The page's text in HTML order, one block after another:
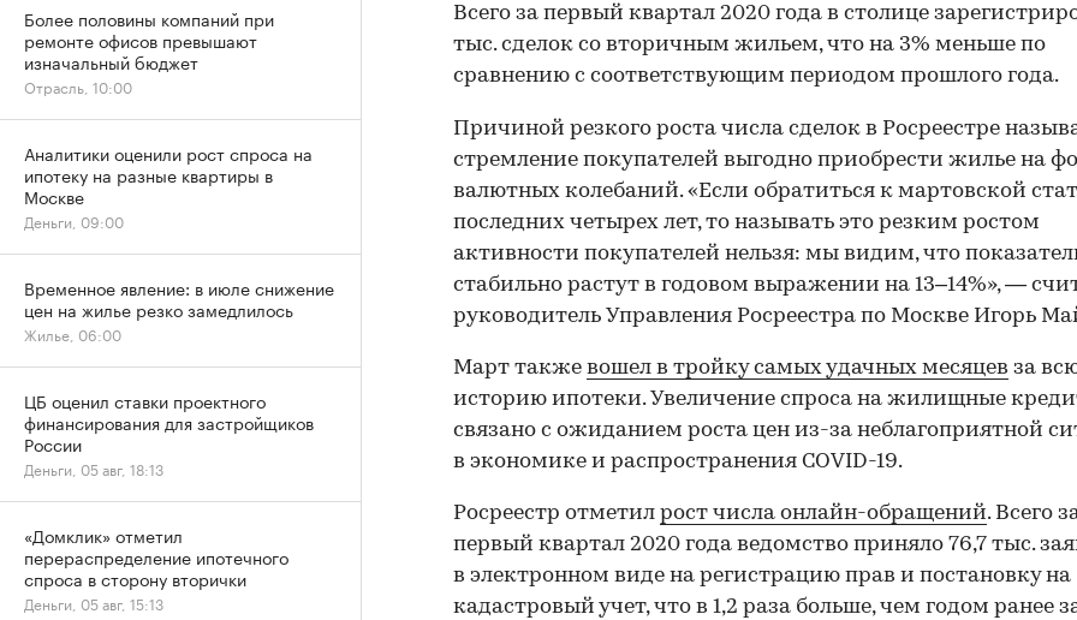
Всего за первый квартал 2020 года в столице
тыс. сделок со вторичным жильем, что на 3% меньше по
сравнению с соответствующим периодом прошлого года.
Причиной резкого роста числа сделок в Росреестре
стремление покупателей выгодно приобрести жилье на
валютных колебаний. «Если обратиться к мартовской
последних четырех лет, то называть это резким ростом
активности покупателей нельзя: мы видим, что
стабильно растут в годовом выражении на 13–14%», —
руководитель Управления Росреестра по Москве Игорь
Март также вошел в тройку самых удачных месяцев за
историю ипотеки. Увеличение спроса на жилищные
связано с ожиданием роста цен из-за неблагоприятной
в экономике и распространения COVID-19.
Росреестр отметил рост числа онлайн-обращений. Всего
первый квартал 2020 года ведомство приняло 76,7 тыс.
в электронном виде на регистрацию прав и постановку на
кадастровый учет, что в 1,2 раза больше, чем годом ранее
Более половины компаний при
ремонте офисов превышают
изначальный бюджет
Отрасль, 10:00
Аналитики оценили рост спроса на
ипотеку на разные квартиры в
Москве
Деньги, 09:00
Временное явление: в июле снижение
цен на жилье резко замедлилось
Жилье, 06:00
ЦБ оценил ставки проектного
финансирования для застройщиков
России
Деньги, 05 авг, 18:13
«Домклик» отметил
перераспределение ипотечного
спроса в сторону вторички
Деньги, 05 авг, 15:13